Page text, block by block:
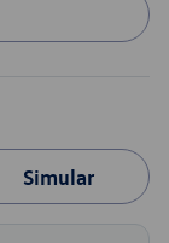
Simular